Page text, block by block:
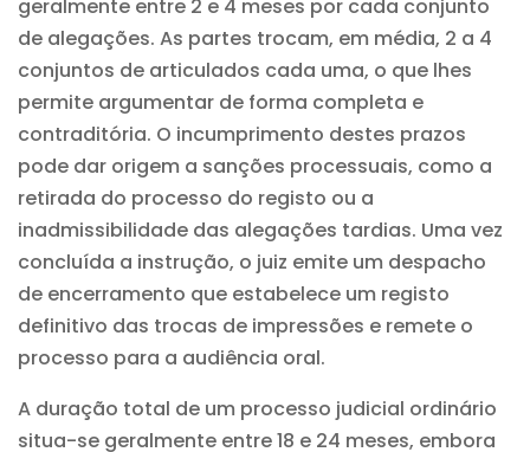
geralmente entre 2 e 4 meses por cada conjunto
de alegações. As partes trocam, em média, 2 a 4
conjuntos de articulados cada uma, o que lhes
permite argumentar de forma completa e
contraditória. O incumprimento destes prazos
pode dar origem a sanções processuais, como a
retirada do processo do registo ou a
inadmissibilidade das alegações tardias. Uma vez
concluída a instrução, o juiz emite um despacho
de encerramento que estabelece um registo
definitivo das trocas de impressões e remete o
processo para a audiência oral.
A duração total de um processo judicial ordinário
situa-se geralmente entre 18 e 24 meses, embora